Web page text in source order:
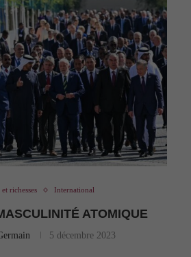
richesses International
ATOMIQUE
5 décembre 2023